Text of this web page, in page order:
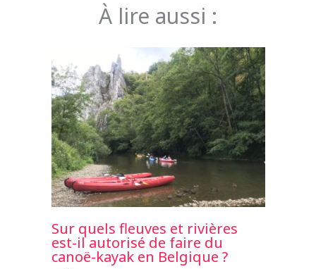
À lire aussi :
Sur quels fleuves et rivières
est-il autorisé de faire du
canoë-kayak en Belgique ?